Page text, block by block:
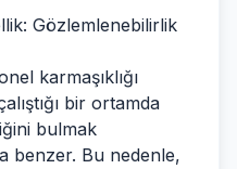
Gözlemlenebilirlik
karmaşıklığı
bir ortamda
bulmak
benzer. Bu nedenle,